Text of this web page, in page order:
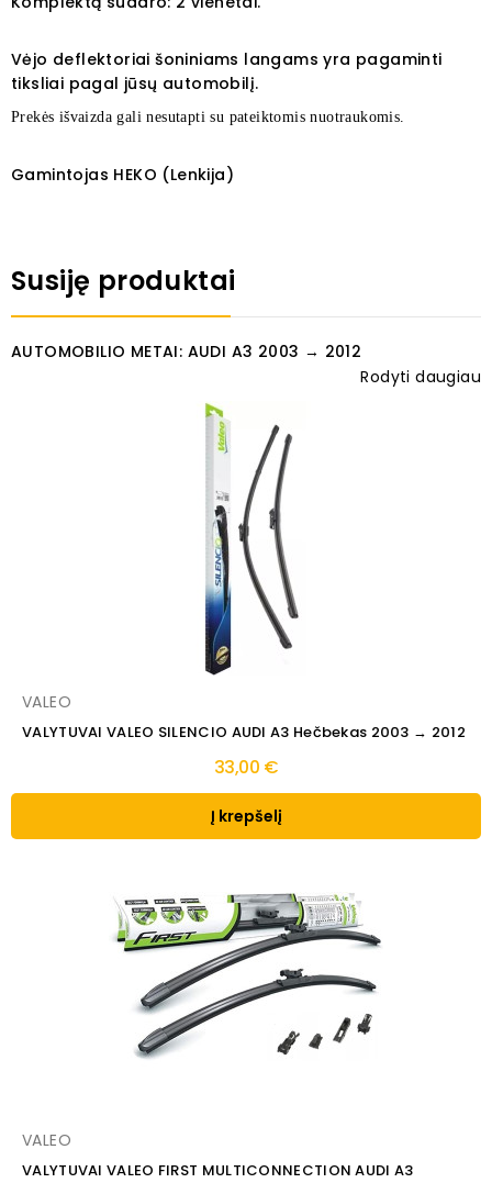
Vėjo deflektoriai šoniniams langams yra pagaminti
tiksliai pagal jūsų automobilį.
Prekės išvaizda gali nesutapti su pateiktomis nuotraukomis.
Gamintojas HEKO (Lenkija)
Susiję produktai
AUTOMOBILIO METAI: AUDI A3 2003 → 2012
Rodyti daugiau
VALEO
VALYTUVAI VALEO SILENCIO AUDI A3 Hečbekas 2003 → 2012
33,00 €
Į krepšelį
VALEO
VALYTUVAI VALEO FIRST MULTICONNECTION AUDI A3